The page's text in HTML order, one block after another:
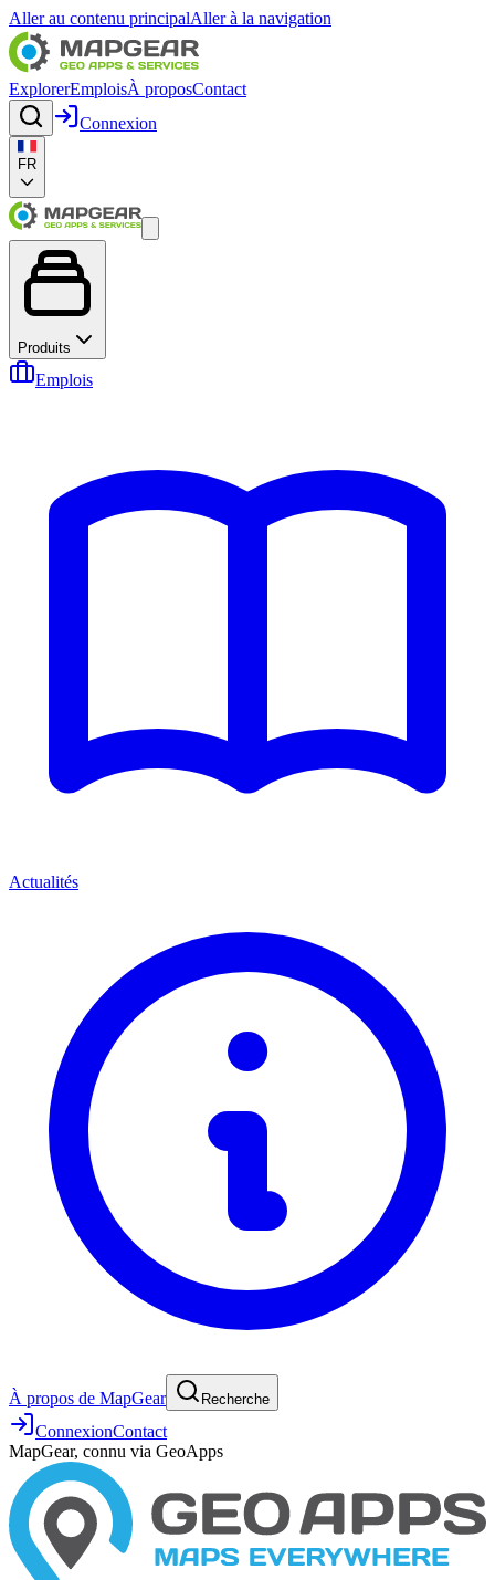
Aller au contenu principalAller à la navigation
ExplorerEmploisÀ proposContact
Connexion
FR
Produits
Emplois
Actualités
À propos de MapGear Recherche
ConnexionContact
MapGear, connu via GeoApps